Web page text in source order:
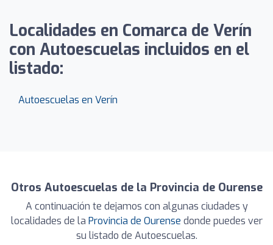
Localidades en Comarca de Verín
con Autoescuelas incluidos en el
listado:
Autoescuelas en Verín
Otros Autoescuelas de la Provincia de Ourense
A continuación te dejamos con algunas ciudades y
localidades de la Provincia de Ourense donde puedes ver
su listado de Autoescuelas.